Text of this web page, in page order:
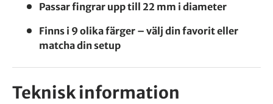
Passar fingrar upp till 22 mm i diameter
Finns i 9 olika färger – välj din favorit eller
matcha din setup
Teknisk information